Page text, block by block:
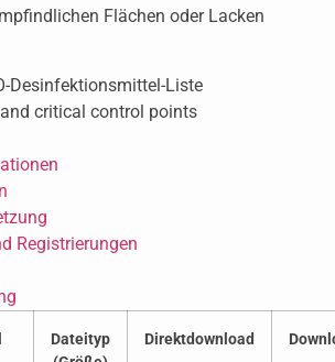
Flächen oder Lacken
Registrierungen
Dateityp
Direktdownload